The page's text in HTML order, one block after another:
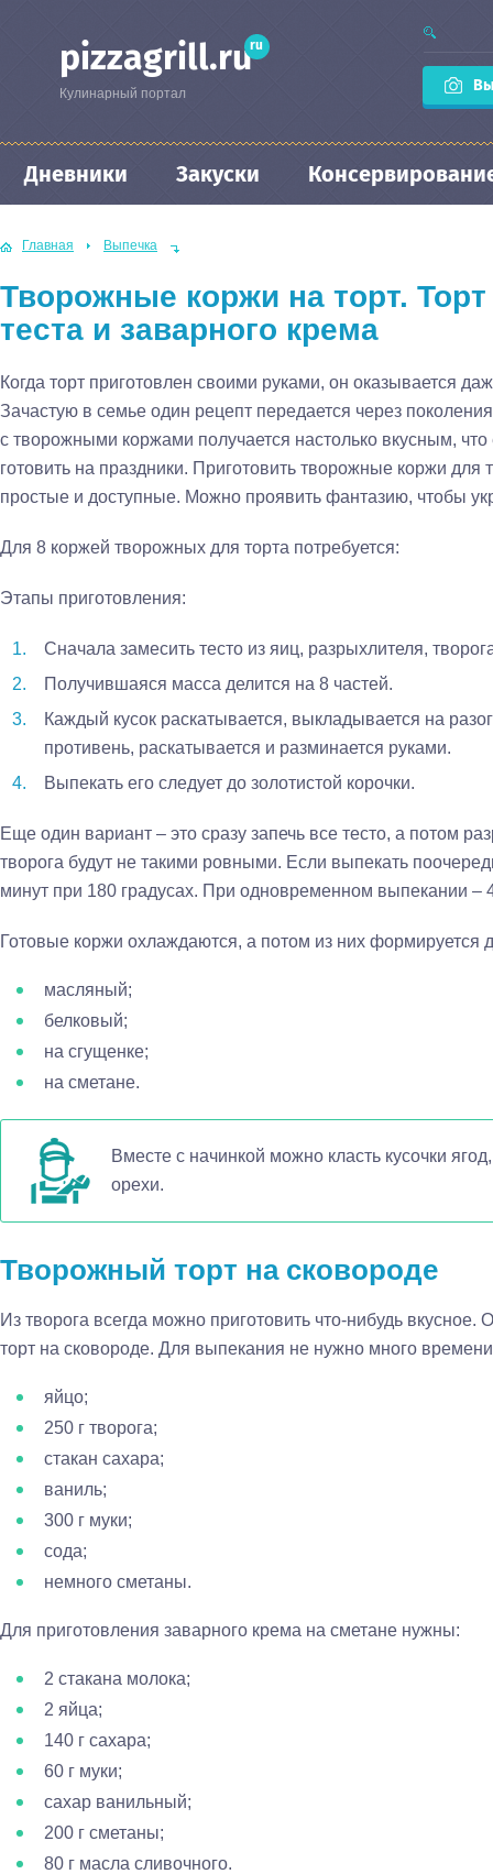
pizzagrill.ruru
Кулинарный портал
Дневники Закуски
Главная Выпечка
Творожные коржи на торт.
теста и заварного крема
Когда торт приготовлен своими руками, он оказывается
Зачастую в семье один рецепт передается через
с творожными коржами получается настолько вкусным,
готовить на праздники. Приготовить творожные коржи
простые и доступные. Можно проявить фантазию, чтобы
Для 8 коржей творожных для торта потребуется:
Этапы приготовления:
Сначала замесить тесто из яиц, разрыхлителя,
Получившаяся масса делится на 8 частей.
Каждый кусок раскатывается, выкладывается на
противень, раскатывается и разминается руками.
Выпекать его следует до золотистой корочки.
Еще один вариант – это сразу запечь все тесто, а потом
творога будут не такими ровными. Если выпекать
минут при 180 градусах. При одновременном выпекании –
Готовые коржи охлаждаются, а потом из них формируется
масляный;
белковый;
на сгущенке;
на сметане.
Вместе с начинкой можно класть кусочки
орехи.
Творожный торт на сковороде
Из творога всегда можно приготовить что-нибудь вкусное.
торт на сковороде. Для выпекания не нужно много
яйцо;
250 г творога;
стакан сахара;
ваниль;
300 г муки;
сода;
немного сметаны.
Для приготовления заварного крема на сметане нужны:
2 стакана молока;
2 яйца;
140 г сахара;
60 г муки;
сахар ванильный;
200 г сметаны;
80 г масла сливочного.